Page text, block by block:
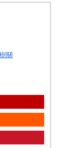
關